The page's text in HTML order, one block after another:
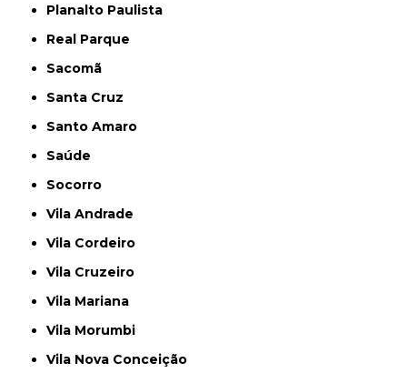
Planalto Paulista
Real Parque
Sacomã
Santa Cruz
Santo Amaro
Saúde
Socorro
Vila Andrade
Vila Cordeiro
Vila Cruzeiro
Vila Mariana
Vila Morumbi
Vila Nova Conceição